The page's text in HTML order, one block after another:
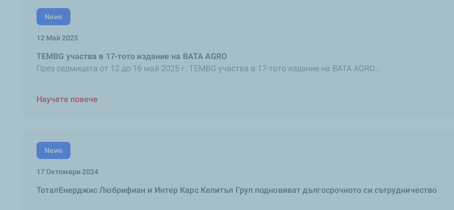
News
12 Май 2025
TEMBG участва в 17-тото издание на BATA AGRO
През седмицата от 12 до 16 май 2025 г. TEMBG участва в 17-тото издание на BATA AGRO...
Научете повече
News
17 Октомври 2024
ТоталЕнерджис Любрифиан и Интер Карс Кепитъл Груп подновяват дългосрочното си сътрудничество